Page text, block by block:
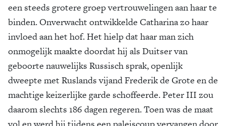
een steeds grotere groep vertrouwelingen aan haar te
binden. Onverwacht ontwikkelde Catharina zo haar
invloed aan het hof. Het hielp dat haar man zich
onmogelijk maakte doordat hij als Duitser van
geboorte nauwelijks Russisch sprak, openlijk
dweepte met Ruslands vijand Frederik de Grote en de
machtige keizerlijke garde schoffeerde. Peter III zou
daarom slechts 186 dagen regeren. Toen was de maat